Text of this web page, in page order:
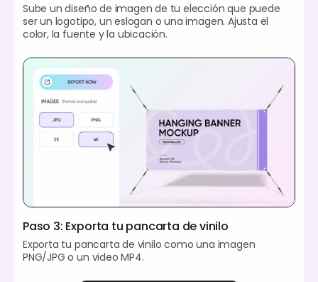
Sube un diseño de imagen de tu elección que puede
ser un logotipo, un eslogan o una imagen. Ajusta el
color, la fuente y la ubicación.
Paso 3: Exporta tu pancarta de vinilo
Exporta tu pancarta de vinilo como una imagen
PNG/JPG o un video MP4.